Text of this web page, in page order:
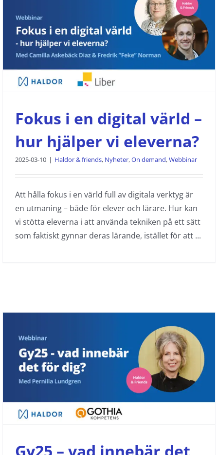
Fokus i en digital värld – hur hjälper
vi eleverna?
Haldor & friends Nyheter On demand Webbinar
Fokus i en digital värld –
hur hjälper vi eleverna?
2025-03-10 | Haldor & friends, Nyheter,On demand,Webbinar
Att hålla fokus i en värld full av digitala verktyg är
en utmaning – både för elever och lärare. Hur kan
vi stötta eleverna i att använda tekniken på ett sätt
som faktiskt gynnar deras lärande, istället för att ...
Gy25 – vad innebär det för dig?
Haldor & friends On demand Webbinar
Gy25 – vad innebär det